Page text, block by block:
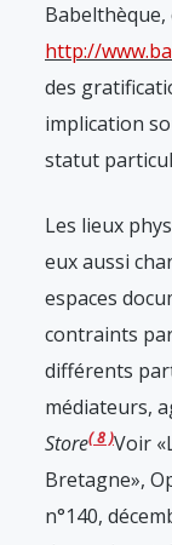
http://
des
implication
statut
Les lieux
eux aussi
espaces
contraints
différents
médiateurs,
Store 8 Voir
Bretagne»,
n°140,